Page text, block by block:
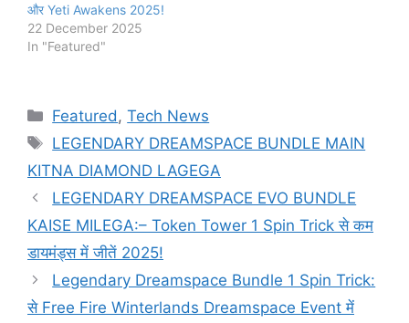
और Yeti Awakens 2025!
22 December 2025
In "Featured"
Categories
Featured ,Tech News
Tags
LEGENDARY DREAMSPACE BUNDLE MAIN
KITNA DIAMOND LAGEGA
LEGENDARY DREAMSPACE EVO BUNDLE
KAISE MILEGA:– Token Tower 1 Spin Trick से कम
डायमंड्स में जीतें 2025!
Legendary Dreamspace Bundle 1 Spin Trick:
से Free Fire Winterlands Dreamspace Event में